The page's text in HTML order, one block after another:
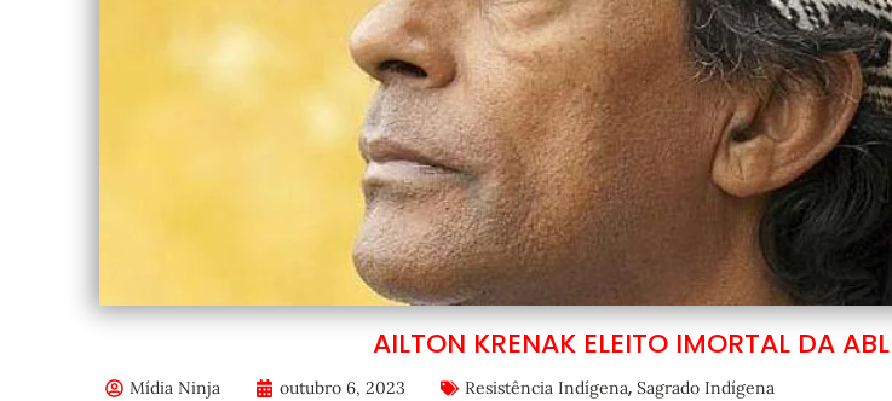
AILTON KRENAK ELEITO IMORTAL DA ABL
Mídia Ninja outubro 6, 2023 Resistência Indígena, Sagrado Indígena